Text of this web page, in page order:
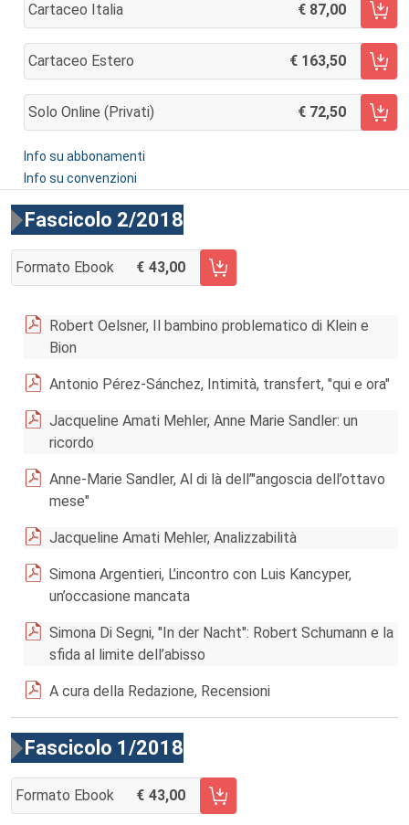
Cartaceo Italia 87,00
AGGIUNGI AL CARRELLO
Cartaceo Estero 163,50
AGGIUNGI AL CARRELLO
Solo Online (privati) 72,50
AGGIUNGI AL CARRELLO
Info su abbonamenti
Info su convenzioni
Fascicolo 2/2018
Formato Ebook 43,00
AGGIUNGI AL CARRELLO FASCICOLO 2/2018
Robert Oelsner, Il bambino problematico di Klein e
Bion
Antonio Pérez-Sánchez, Intimità, transfert, "qui e ora"
Jacqueline Amati Mehler, Anne Marie Sandler: un
ricordo
Anne-Marie Sandler, Al di là dell’"angoscia dell’ottavo
mese"
Jacqueline Amati Mehler, Analizzabilità
Simona Argentieri, L’incontro con Luis Kancyper,
un’occasione mancata
Simona Di Segni, "In der Nacht": Robert Schumann e la
sfida al limite dell’abisso
A cura della Redazione, Recensioni
Fascicolo 1/2018
Formato Ebook 43,00
AGGIUNGI AL CARRELLO FASCICOLO 1/2018